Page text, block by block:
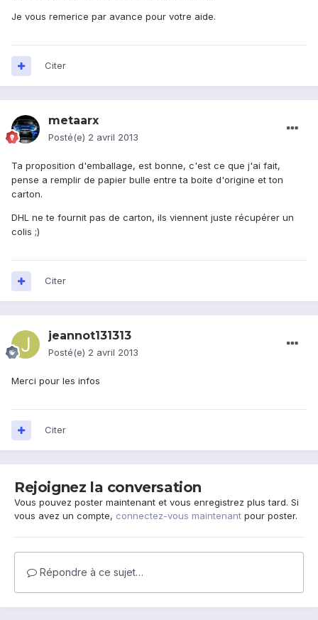
Je vous remerice par avance pour votre aide.
Citer
metaarx
Posté(e) 2 avril 2013
Ta proposition d'emballage, est bonne, c'est ce que j'ai fait,
pense a remplir de papier bulle entre ta boite d'origine et ton
carton.
DHL ne te fournit pas de carton, ils viennent juste récupérer un
colis ;)
Citer
jeannot131313
Posté(e) 2 avril 2013
Merci pour les infos
Citer
Rejoignez la conversation
Vous pouvez poster maintenant et vous enregistrez plus tard. Si
vous avez un compte, connectez-vous maintenant pour poster.
Répondre à ce sujet…